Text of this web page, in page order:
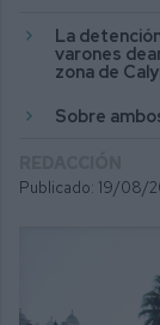
La
varones
zona de
Sobre
Publicado: 19/08/